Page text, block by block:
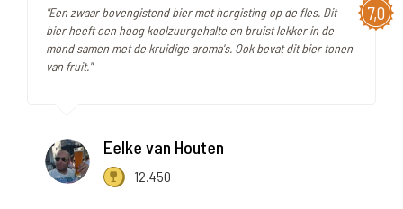
7,0
"Een zwaar bovengistend bier met hergisting op de fles. Dit
bier heeft een hoog koolzuurgehalte en bruist lekker in de
mond samen met de kruidige aroma's. Ook bevat dit bier tonen
van fruit."
Eelke van Houten
12.450